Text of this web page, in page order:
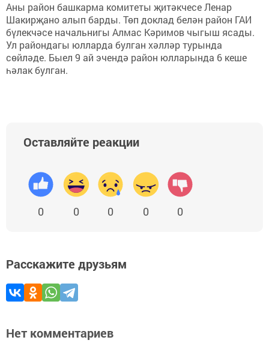
Аны район башкарма комитеты җитәкчесе Ленар
Шакирҗано алып барды. Төп доклад белән район ГАИ
бүлекчәсе начальнигы Алмас Кәримов чыгыш ясады.
Ул райондагы юлларда булган хәлләр турында
сөйләде. Быел 9 ай эчендә район юлларында 6 кеше
һәлак булган.
Оставляйте реакции
0 0 0 0 0
Расскажите друзьям
Нет комментариев